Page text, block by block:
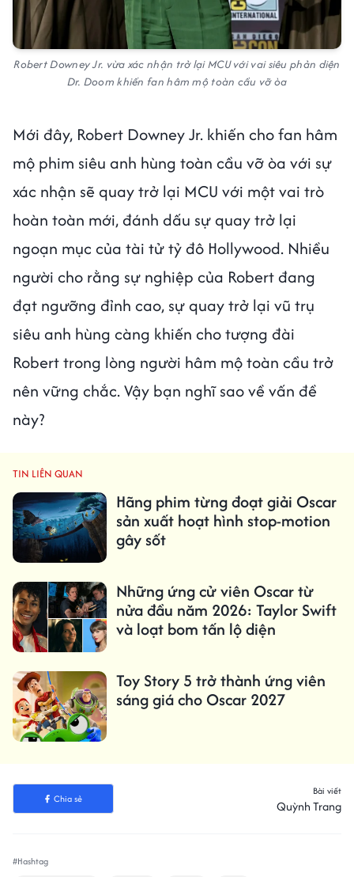
Robert Downey Jr. vừa xác nhận trở lại MCU với vai siêu phản diện
Dr. Doom khiến fan hâm mộ toàn cầu vỡ òa
Mới đây, Robert Downey Jr. khiến cho fan hâm
mộ phim siêu anh hùng toàn cầu vỡ òa với sự
xác nhận sẽ quay trở lại MCU với một vai trò
hoàn toàn mới, đánh dấu sự quay trở lại
ngoạn mục của tài tử tỷ đô Hollywood. Nhiều
người cho rằng sự nghiệp của Robert đang
đạt ngưỡng đỉnh cao, sự quay trở lại vũ trụ
siêu anh hùng càng khiến cho tượng đài
Robert trong lòng người hâm mộ toàn cầu trở
nên vững chắc. Vậy bạn nghĩ sao về vấn đề
này?
TIN LIÊN QUAN
Hãng phim từng đoạt giải Oscar
sản xuất hoạt hình stop-motion
gây sốt
Những ứng cử viên Oscar từ
nửa đầu năm 2026: Taylor Swift
và loạt bom tấn lộ diện
Toy Story 5 trở thành ứng viên
sáng giá cho Oscar 2027
Chia sẻ
Bài viết
Quỳnh Trang
#Hashtag